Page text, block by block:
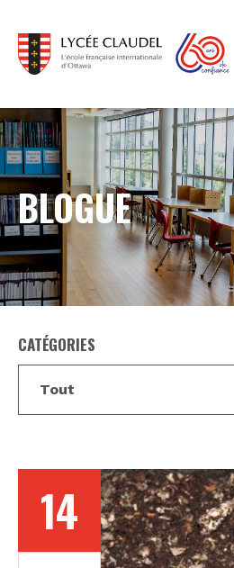
BLOGUE
CATÉGORIES
14